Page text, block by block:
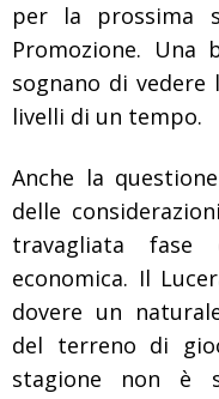
per la prossima
Promozione.
sognano di
livelli di un tempo.
Anche la
delle
travagliata
economica. Il
dovere un
del terreno di
stagione non è